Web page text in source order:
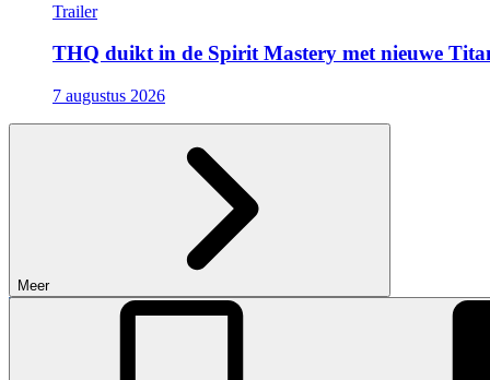
Trailer
THQ duikt in de Spirit Mastery met nieuwe
7 augustus 2026
Meer